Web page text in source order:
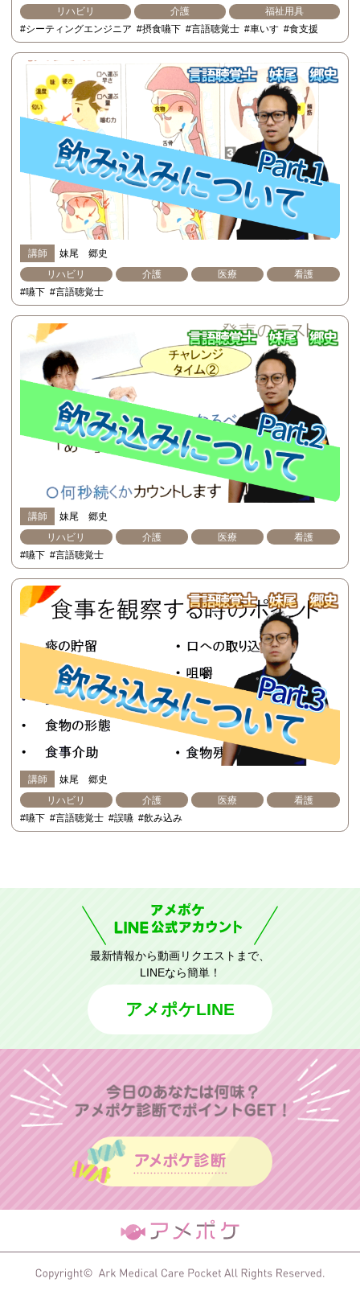
リハビリ
介護
福祉用具
#シーティングエンジニア #摂食嚥下 #言語聴覚士 #車いす #食支援
講師
妹尾 郷史
リハビリ
介護 医療
看護
#嚥下 #言語聴覚士
講師
妹尾 郷史
リハビリ
介護 医療
看護
#嚥下 #言語聴覚士
講師
妹尾 郷史
リハビリ
介護 医療
看護
#嚥下 #言語聴覚士 #誤嚥 #飲み込み
最新情報から動画リクエストまで、
LINEなら簡単！
アメポケLINE